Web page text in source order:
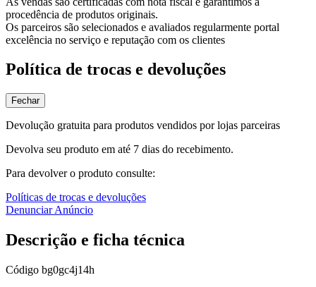
procedência de produtos originais.
Os parceiros são selecionados e avaliados regularmente portal
excelência no serviço e reputação com os clientes
Política de trocas e devoluções
Fechar
Devolução gratuita para produtos vendidos por lojas parceiras
Devolva seu produto em até 7 dias do recebimento.
Para devolver o produto consulte:
Políticas de trocas e devoluções
Denunciar Anúncio
Descrição e ficha técnica
Código bg0gc4j14h